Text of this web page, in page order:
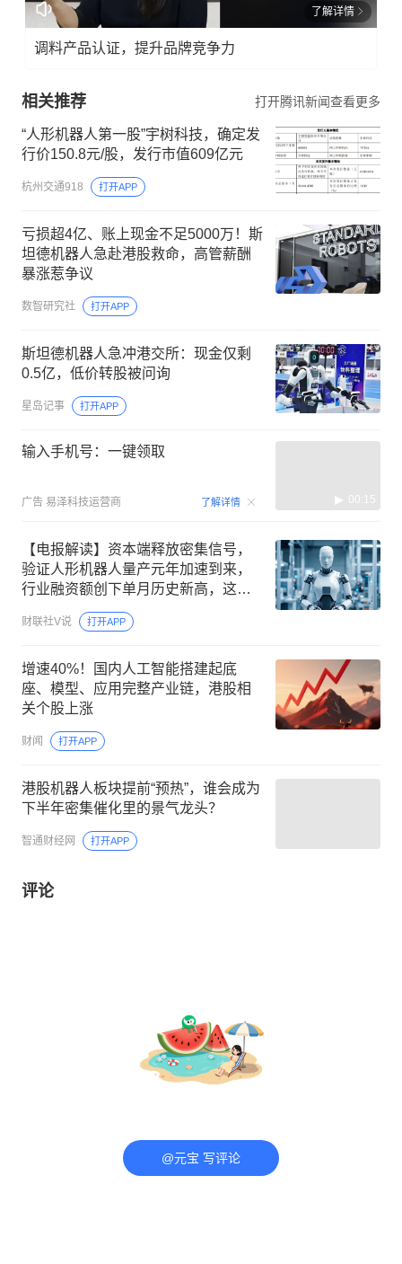
了解详情
调料产品认证，提升品牌竞争力
相关推荐 打开腾讯新闻查看更多
“人形机器人第一股”宇树科技，确定发
行价150.8元/股，发行市值609亿元
杭州交通918 打开APP
亏损超4亿、账上现金不足5000万！斯
坦德机器人急赴港股救命，高管薪酬
暴涨惹争议
数智研究社 打开APP
斯坦德机器人急冲港交所：现金仅剩
0.5亿，低价转股被问询
星岛记事 打开APP
输入手机号：一键领取
广告 易泽科技运营商 了解详情 00:15
【电报解读】资本端释放密集信号，
验证人形机器人量产元年加速到来，
行业融资额创下单月历史新高，这家
公司重点布局关节模组与灵巧手
财联社V说 打开APP
增速40%！国内人工智能搭建起底
座、模型、应用完整产业链，港股相
关个股上涨
财闻 打开APP
港股机器人板块提前“预热”，谁会成为
下半年密集催化里的景气龙头？
智通财经网 打开APP
评论
@元宝 写评论